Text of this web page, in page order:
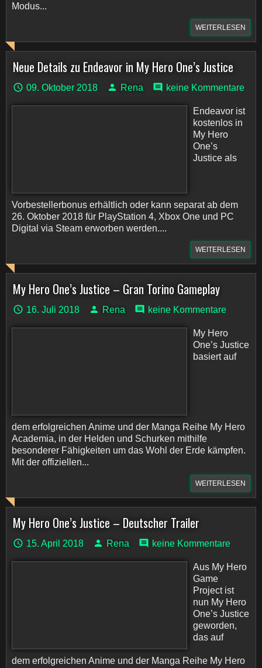
Modus...
WEITERLESEN
Neue Details zu Endeavor in My Hero One’s Justice
09. Oktober 2018 Rena keine Kommentare
Endeavor ist
kostenlos in
My Hero
One’s
Justice als
Vorbestellerbonus erhältlich oder kann separat ab dem
26. Oktober 2018 für PlayStation 4, Xbox One und PC
Digital via Steam erworben werden....
WEITERLESEN
My Hero One’s Justice – Gran Torino Gameplay
16. Juli 2018 Rena keine Kommentare
My Hero
One’s Justice
basiert auf
dem erfolgreichen Anime und der Manga Reihe My Hero
Academia, in der Helden und Schurken mithilfe
besonderer Fähigkeiten um das Wohl der Erde kämpfen.
Mit der offiziellen...
WEITERLESEN
My Hero One’s Justice – Deutscher Trailer
15. April 2018 Rena keine Kommentare
Aus My Hero
Game
Project ist
nun My Hero
One’s Justice
geworden,
das auf
dem erfolgreichen Anime und der Manga Reihe My Hero